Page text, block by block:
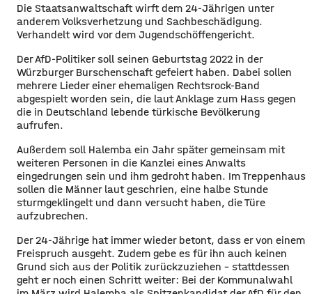
​Die Staatsanwaltschaft wirft dem 24-Jährigen unter
anderem Volksverhetzung und Sachbeschädigung.
Verhandelt wird vor dem Jugendschöffengericht.
​Der AfD-Politiker soll seinen Geburtstag 2022 in der
Würzburger Burschenschaft gefeiert haben. Dabei sollen
mehrere Lieder einer ehemaligen Rechtsrock-Band
abgespielt worden sein, die laut Anklage zum Hass gegen
die in Deutschland lebende türkische Bevölkerung
aufrufen.
​Außerdem soll Halemba ein Jahr später gemeinsam mit
weiteren Personen in die Kanzlei eines Anwalts
eingedrungen sein und ihm gedroht haben. Im Treppenhaus
sollen die Männer laut geschrien, eine halbe Stunde
sturmgeklingelt und dann versucht haben, die Türe
aufzubrechen.
​Der 24-Jährige hat immer wieder betont, dass er von einem
Freispruch ausgeht. Zudem gebe es für ihn auch keinen
Grund sich aus der Politik zurückzuziehen – stattdessen
geht er noch einen Schritt weiter: Bei der Kommunalwahl